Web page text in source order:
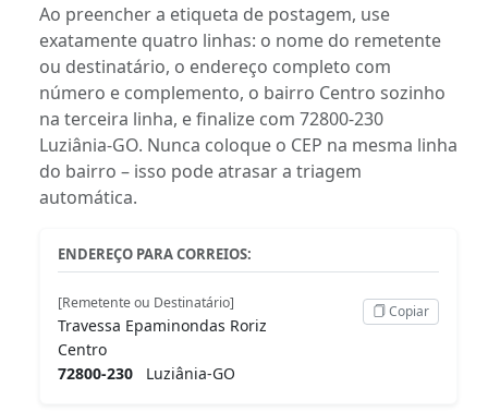
Ao preencher a etiqueta de postagem, use
exatamente quatro linhas: o nome do remetente
ou destinatário, o endereço completo com
número e complemento, o bairro Centro sozinho
na terceira linha, e finalize com 72800-230
Luziânia-GO. Nunca coloque o CEP na mesma linha
do bairro – isso pode atrasar a triagem
automática.
ENDEREÇO PARA CORREIOS:
[Remetente ou Destinatário]
Travessa Epaminondas Roriz
Centro
72800-230 Luziânia-GO
Copiar